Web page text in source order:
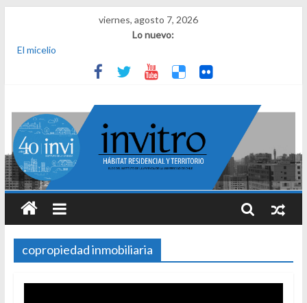
viernes, agosto 7, 2026
Lo nuevo:
El micelio
Receta para viajar al pasado
Una noche y el amanecer en Dignidad
INVI
El derecho a habitar
copropiedad inmobiliaria